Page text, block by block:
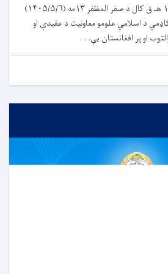
نن درېنۍ / سه ‎شنبه د ۱۴۴۸ هـ ق کال د صفر المظفر ۱۳مه (۱۴۰۵/۵/۶)
د اسلامي علومو معاونیت د عقیدې او
او پر افغانستان یې. . .